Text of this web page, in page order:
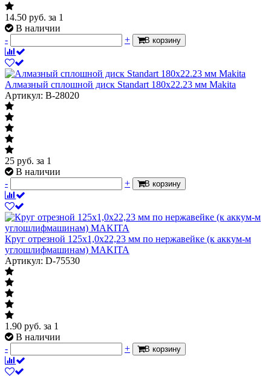
14.50 руб. за 1
В наличии
-
+ В корзину
Алмазный сплошной диск Standart 180x22.23 мм Makita
Артикул: B-28020
25 руб. за 1
В наличии
-
+ В корзину
Круг отрезной 125x1,0x22,23 мм по нержавейке (к аккум-м
углошлифмашинам) MAKITA
Артикул: D-75530
1.90 руб. за 1
В наличии
-
+ В корзину